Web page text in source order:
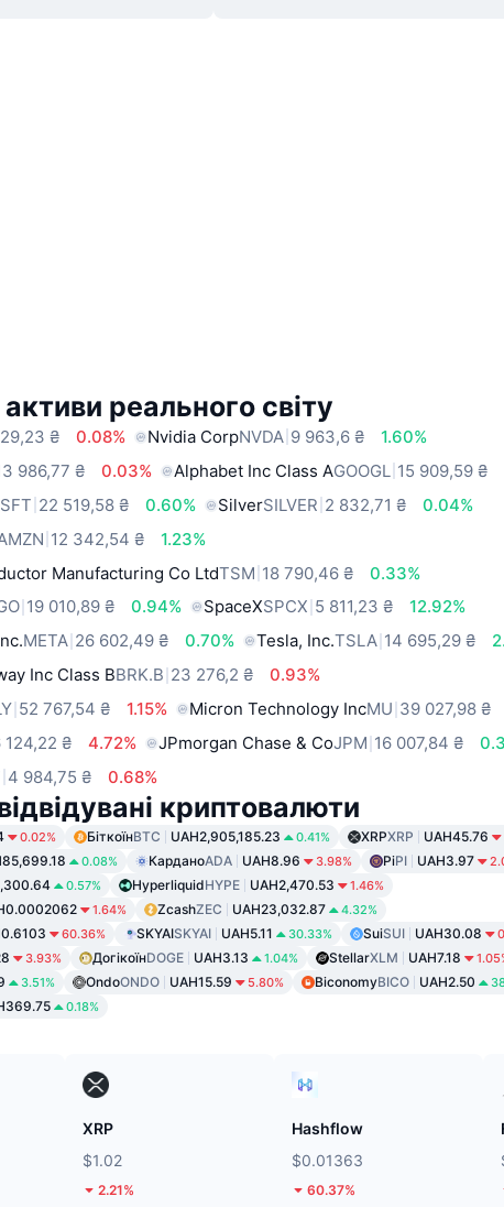
реального світу
₴ 0.08% Nvidia CorpNVDA 9 963,6 ₴
1.60%
986,77 ₴ 0.03% Alphabet Inc Class AGOOGL 15 909,59 ₴
22 519,58 ₴ 0.60% SilverSILVER 2 832,71 ₴
0.04%
12 342,54 ₴
1.23%
Manufacturing Co LtdTSM 18 790,46 ₴
0.33%
19 010,89 ₴ 0.94% SpaceXSPCX 5 811,23 ₴
12.92%
META 26 602,49 ₴ 0.70% Tesla, Inc.TSLA 14 695,29 ₴
Inc Class BBRK.B 23 276,2 ₴
0.93%
52 767,54 ₴ 1.15% Micron Technology IncMU 39 027,98 ₴
124,22 ₴ 4.72% JPmorgan Chase & CoJPM 16 007,84 ₴
4 984,75 ₴ 0.68%
криптовалюти
0.02% БіткоїнBTC UAH2,905,185.23 0.41% XRPXRP UAH45.76
0.08% КарданоADA UAH8.96 3.98% PiPI UAH3.97
0.57% HyperliquidHYPE UAH2,470.53 1.46%
1.64% ZcashZEC UAH23,032.87 4.32%
60.36% SKYAISKYAI UAH5.11 30.33% SuiSUI UAH30.08
3.93% ДогікоїнDOGE UAH3.13 1.04% StellarXLM UAH7.18
3.51% OndoONDO UAH15.59 5.80% BiconomyBICO UAH2.50
0.18%
XRP
$1.02
2.21%
Hashflow
$0.01363
60.37%